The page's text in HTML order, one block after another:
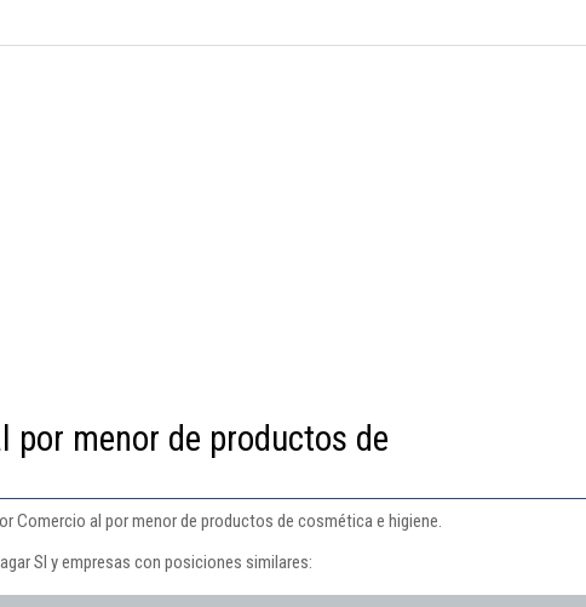
por menor de productos de
Comercio al por menor de productos de cosmética e higiene.
Sl y empresas con posiciones similares: